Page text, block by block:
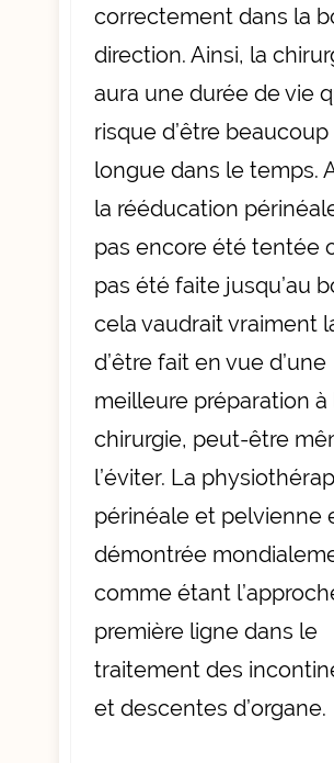
correctement dans la
direction. Ainsi, la
aura une durée de vie
risque d’être
longue dans le temps.
la rééducation
pas encore été tentée
pas été faite jusqu’au
cela vaudrait vraiment
d’être fait en vue d’une
meilleure préparation à
chirurgie, peut-être
l’éviter. La
périnéale et pelvienne
démontrée
comme étant
première ligne dans le
traitement des
et descentes d’organe.